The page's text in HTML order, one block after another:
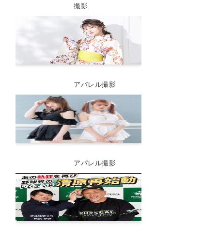
撮影
アパレル撮影
アパレル撮影